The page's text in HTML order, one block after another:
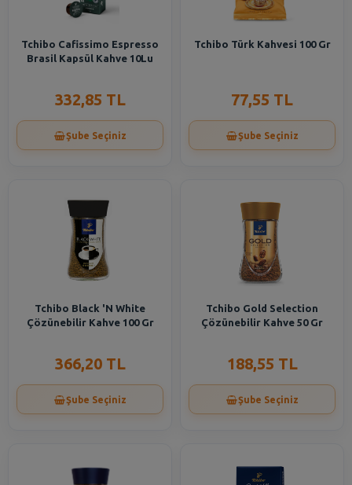
Tchibo Cafissimo Espresso
Brasil Kapsül Kahve 10Lu
332,85 TL
Şube Seçiniz
Tchibo Türk Kahvesi 100 Gr
77,55 TL
Şube Seçiniz
Tchibo Black 'N White
Çözünebilir Kahve 100 Gr
366,20 TL
Şube Seçiniz
Tchibo Gold Selection
Çözünebilir Kahve 50 Gr
188,55 TL
Şube Seçiniz